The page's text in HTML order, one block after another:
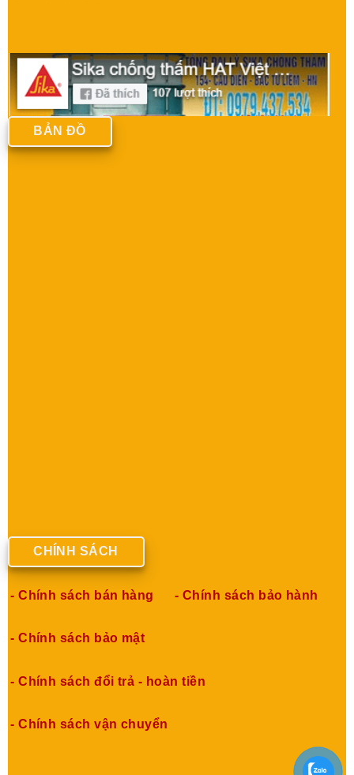
BẢN ĐỒ
CHÍNH SÁCH
- Chính sách bán hàng - Chính sách bảo hành
- Chính sách bảo mật
- Chính sách đổi trả - hoàn tiền
- Chính sách vận chuyển